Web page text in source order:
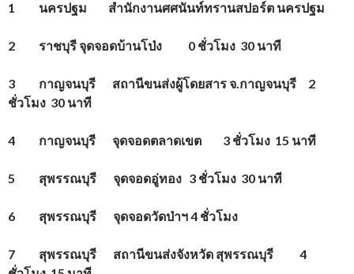
1 นครปฐม สำนักงานศศนันท์ทรานสปอร์ต นครปฐม
2 ราชบุรี จุดจอดบ้านโป่ง 0 ชั่วโมง 30 นาที
3 กาญจนบุรี สถานีขนส่งผู้โดยสาร จ.กาญจนบุรี 2
ชั่วโมง 30 นาที
4 กาญจนบุรี จุดจอดตลาดเขต 3 ชั่วโมง 15 นาที
5 สุพรรณบุรี จุดจอดอู่ทอง 3 ชั่วโมง 30 นาที
6 สุพรรณบุรี จุดจอดวัดป่าฯ 4 ชั่วโมง
7 สุพรรณบุรี สถานีขนส่งจังหวัด สุพรรณบุรี 4